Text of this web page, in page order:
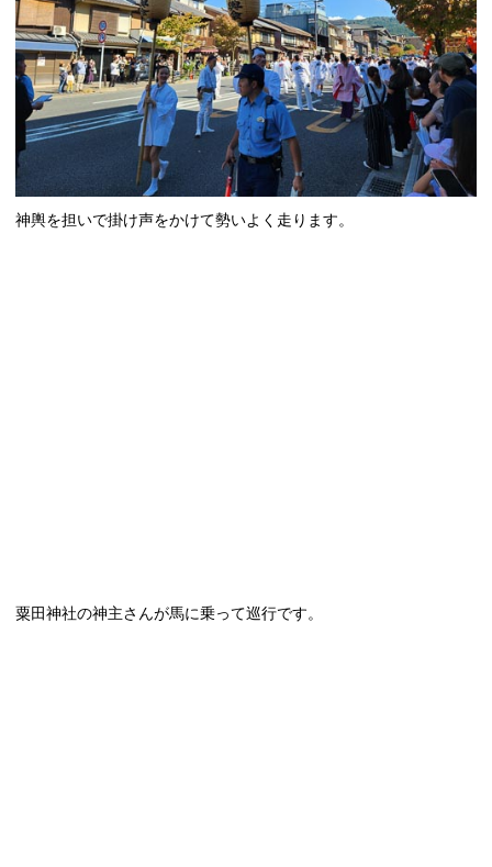
神輿を担いで掛け声をかけて勢いよく走ります。
粟田神社の神主さんが馬に乗って巡行です。